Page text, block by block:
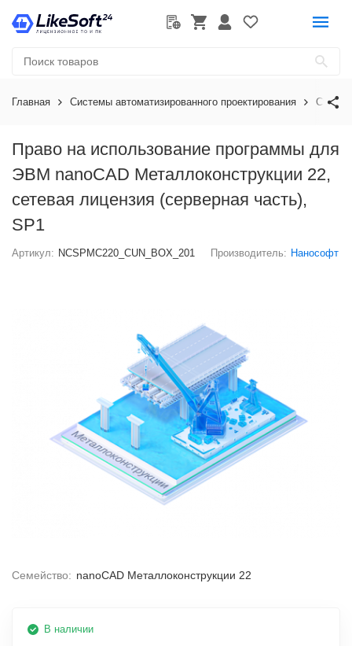
Главная Системы автоматизированного проектирования
Право на использование программы для
ЭВМ nanoCAD Металлоконструкции 22,
сетевая лицензия (серверная часть),
SP1
Артикул: NCSPMC220_CUN_BOX_201 Производитель: Нанософт
Семейство: nanoCAD Металлоконструкции 22
В наличии